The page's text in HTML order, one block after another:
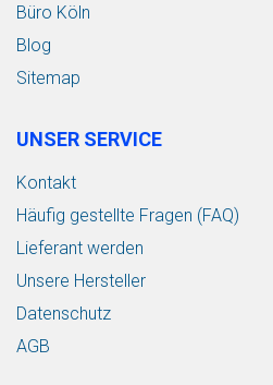
Büro Köln
Blog
Sitemap
UNSER SERVICE
Kontakt
Häufig gestellte Fragen (FAQ)
Lieferant werden
Unsere Hersteller
Datenschutz
AGB